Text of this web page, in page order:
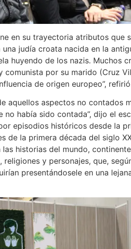
en su trayectoria atributos que
una judía croata nacida en la
huyendo de los nazis. Muchos
comunista por su marido (Cruz
de origen europeo”,
aquellos aspectos no contados
no había sido contada”, dijo el
episodios históricos desde la
de la primera década del siglo
las historias del mundo,
religiones y personajes, que,
presentándosele en una